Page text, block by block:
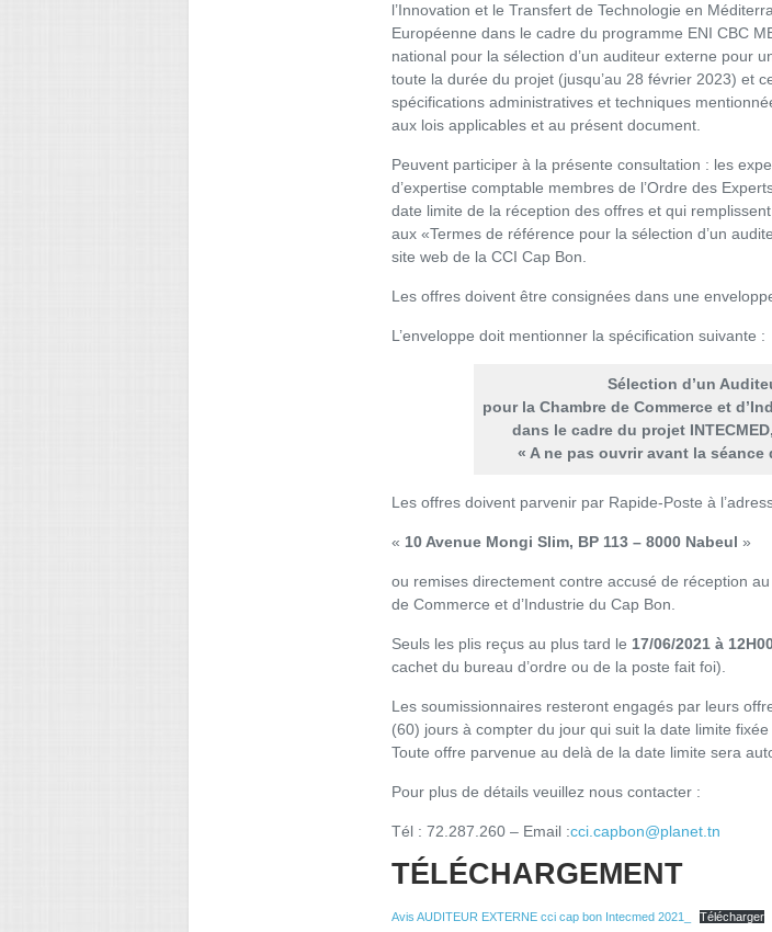
l’Innovation et le Transfert de Technologie en
Européenne dans le cadre du programme ENI CBC
national pour la sélection d’un auditeur externe pour
toute la durée du projet (jusqu’au 28 février 2023) et
spécifications administratives et techniques
aux lois applicables et au présent document.
Peuvent participer à la présente consultation : les
d’expertise comptable membres de l’Ordre des
date limite de la réception des offres et qui
aux «Termes de référence pour la sélection d’un
site web de la CCI Cap Bon.
Les offres doivent être consignées dans une
L’enveloppe doit mentionner la spécification suivante :
Sélection d’un
pour la Chambre de Commerce et
dans le cadre du projet
« A ne pas ouvrir avant la séance
Les offres doivent parvenir par Rapide-Poste à
« 10 Avenue Mongi Slim, BP 113 – 8000 Nabeul »
ou remises directement contre accusé de réception
de Commerce et d’Industrie du Cap Bon.
Seuls les plis reçus au plus tard le 17/06/2021 à
cachet du bureau d’ordre ou de la poste fait foi).
Les soumissionnaires resteront engagés par leurs
(60) jours à compter du jour qui suit la date limite
Toute offre parvenue au delà de la date limite sera
Pour plus de détails veuillez nous contacter :
Tél : 72.287.260 – Email :cci.capbon@planet.tn
TÉLÉCHARGEMENT
Avis AUDITEUR EXTERNE cci cap bon Intecmed 2021_
Télécharger